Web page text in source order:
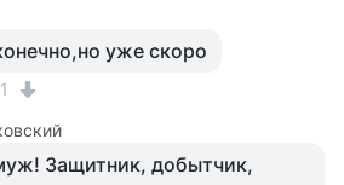
уже скоро
1
Защитник, добытчик,